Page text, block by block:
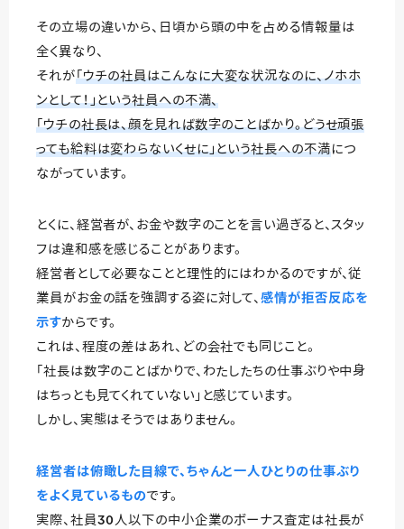
その立場の違いから、日頃から頭の中を占める情報量は
全く異なり、
それが「ウチの社員はこんなに大変な状況なのに、ノホホ
ンとして！」という社員への不満、
「ウチの社長は、顔を見れば数字のことばかり。どうせ頑張
っても給料は変わらないくせに」という社長への不満につ
ながっています。
とくに、経営者が、お金や数字のことを言い過ぎると、スタッ
フは違和感を感じることがあります。
経営者として必要なことと理性的にはわかるのですが、従
業員がお金の話を強調する姿に対して、感情が拒否反応を
示すからです。
これは、程度の差はあれ、どの会社でも同じこと。
「社長は数字のことばかりで、わたしたちの仕事ぶりや中身
はちっとも見てくれていない」と感じています。
しかし、実態はそうではありません。
経営者は俯瞰した目線で、ちゃんと一人ひとりの仕事ぶり
をよく見ているものです。
実際、社員30人以下の中小企業のボーナス査定は社長が